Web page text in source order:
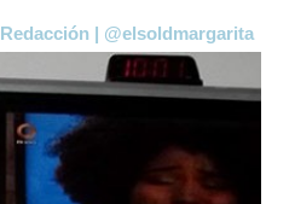
Redacción | @elsoldmargarita